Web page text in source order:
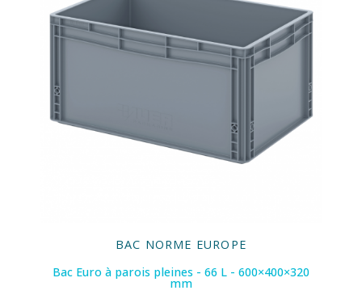
BAC NORME EUROPE
Bac Euro à parois pleines - 66 L - 600×400×320
mm